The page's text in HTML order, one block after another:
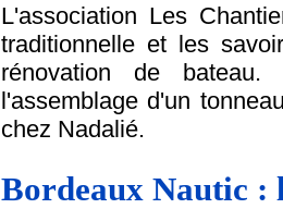
L'association Les
traditionnelle et les
rénovation de
l'assemblage d'un
chez Nadalié.
Bordeaux Nautic :